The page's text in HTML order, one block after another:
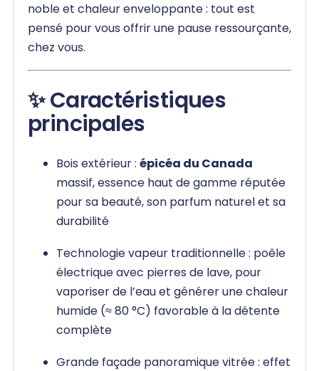
noble et chaleur enveloppante : tout est
pensé pour vous offrir une pause ressourçante,
chez vous.
✨ Caractéristiques
principales
Bois extérieur : épicéa du Canada
massif, essence haut de gamme réputée
pour sa beauté, son parfum naturel et sa
durabilité
Technologie vapeur traditionnelle : poêle
électrique avec pierres de lave, pour
vaporiser de l’eau et générer une chaleur
humide (≈ 80 °C) favorable à la détente
complète
Grande façade panoramique vitrée : effet